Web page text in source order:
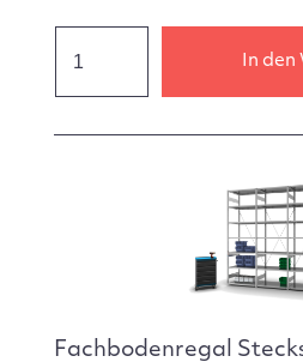
In
Fachbodenregal